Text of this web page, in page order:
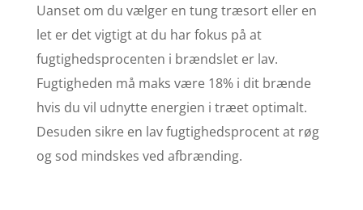
Uanset om du vælger en tung træsort eller en
let er det vigtigt at du har fokus på at
fugtighedsprocenten i brændslet er lav.
Fugtigheden må maks være 18% i dit brænde
hvis du vil udnytte energien i træet optimalt.
Desuden sikre en lav fugtighedsprocent at røg
og sod mindskes ved afbrænding.